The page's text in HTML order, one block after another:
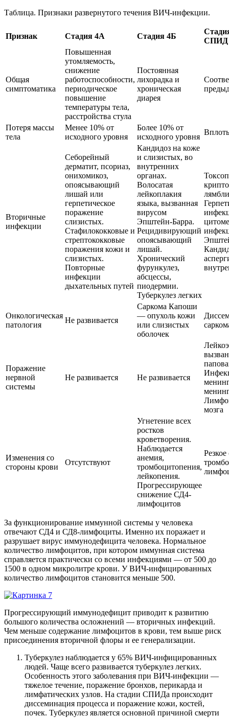
Таблица. Признаки развернутого течения ВИЧ-инфекции.
Признак Стадия 4А Стадия 4Б
СПИД
Общая
симптоматика
Повышенная
утомляемость,
снижение
работоспособности,
периодическое
повышение
температуры тела,
расстройства стула
Постоянная
лихорадка и
хроническая
диарея
Потеря массы
тела
Менее 10% от
исходного уровня
Более 10% от
исходного уровня
Вторичные
инфекции
Себорейный
дерматит, псориаз,
онихомикоз,
опоясывающий
лишай или
герпетическое
поражение
слизистых.
Стафилококковые и
стрептококковые
поражения кожи и
слизистых.
Повторные
инфекции
дыхательных путей
Кандидоз на коже
и слизистых, во
внутренних
органах.
Волосатая
лейкоплакия
языка, вызванная
вирусом
Эпштейн-Барра.
Рецидивирующий
опоясывающий
лишай.
Хронический
фурункулез,
абсцессы,
пиодермии.
Туберкулeз лeгких
Онкологическая
патология
Не развивается
Саркома Капоши
— опухоль кожи
или слизистых
оболочек
Поражение
нервной
системы
Не развивается Не развивается
мозга
Изменения со
стороны крови
Отсутствуют
Угнетение всех
ростков
кроветворения.
Наблюдается
анемия,
тромбоцитопения,
лейкопения.
Прогрессирующее
снижение СД4-
лимфоцитов
За функционирование иммунной системы у человека
отвечают СД4 и СД8-лимфоциты. Именно их поражает и
разрушает вирус иммунодефицита человека. Нормальное
количество лимфоцитов, при котором иммунная система
справляется практически со всеми инфекциями — от 500 до
1500 в одном микролитре крови. У ВИЧ-инфицированных
количество лимфоцитов становится меньше 500.
Прогрессирующий иммунодефицит приводит к развитию
большого количества осложнений — вторичных инфекций.
Чем меньше содержание лимфоцитов в крови, тем выше риск
присоединения вторичной флоры и еe генерализации.
Туберкулез наблюдается у 65% ВИЧ-инфицированных
людей. Чаще всего развивается туберкулез лeгких.
Особенность этого заболевания при ВИЧ-инфекции —
тяжeлое течение, поражение бронхов, перикарда и
лимфатических узлов. На стадии СПИДа происходит
диссеминация процесса и поражение кожи, костей,
почек. Туберкулeз является основной причиной смерти